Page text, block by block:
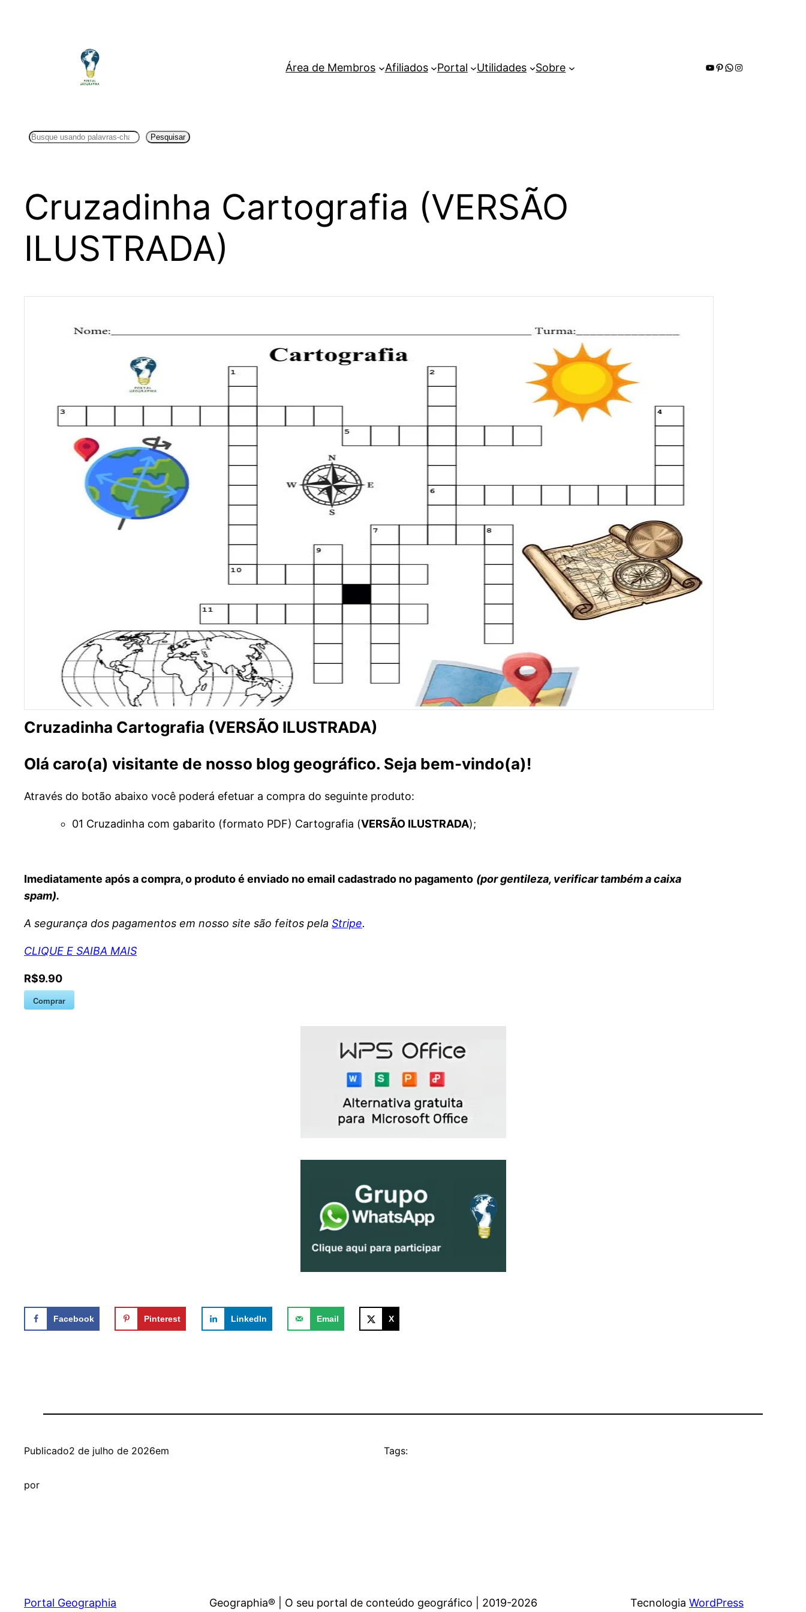
Área de Membros Afiliados Portal Utilidades Sobre Youtube
Pinterest
WhatsApp
Instagram
Pesquisar Pesquisar
Cruzadinha Cartografia (VERSÃO
ILUSTRADA)
Cruzadinha Cartografia (VERSÃO ILUSTRADA)
Olá caro(a) visitante de nosso blog geográfico. Seja bem-vindo(a)!
Através do botão abaixo você poderá efetuar a compra do seguinte produto:
01 Cruzadinha com gabarito (formato PDF) Cartografia (VERSÃO ILUSTRADA);
Imediatamente após a compra, o produto é enviado no email cadastrado no pagamento (por gentileza, verificar também a caixa
spam).
A segurança dos pagamentos em nosso site são feitos pela Stripe.
CLIQUE E SAIBA MAIS
R$9.90
Comprar
Facebook Pinterest LinkedIn Email X
Publicado2 de julho de 2026em
por
Tags:
Portal Geographia Geographia® | O seu portal de conteúdo geográfico | 2019-2026 Tecnologia WordPress